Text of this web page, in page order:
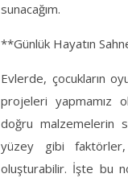
sunacağım.
**Günlük Hayatın
Evlerde, çocukların
projeleri yapmamız
doğru malzemelerin
yüzey gibi
oluşturabilir. İşte bu